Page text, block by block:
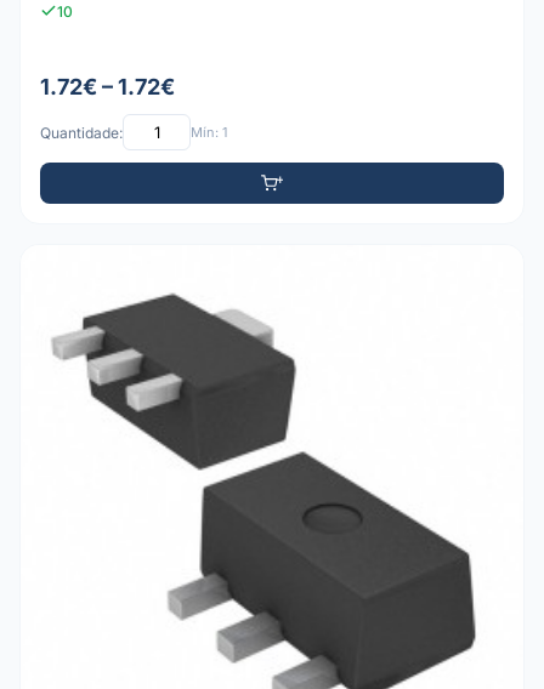
10
1.72€ – 1.72€
Quantidade: Mín: 1